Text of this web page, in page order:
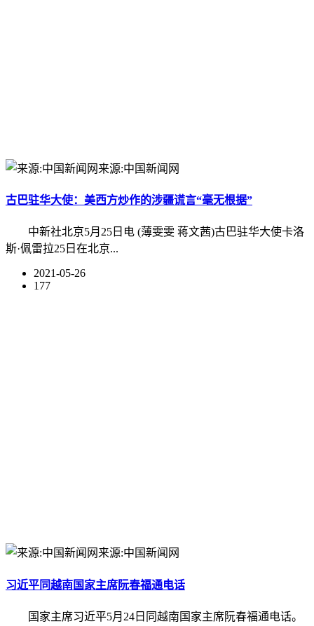
来源:中国新闻网
古巴驻华大使：美西方炒作的涉疆谎言“毫无根据”
中新社北京5月25日电 (薄雯雯 蒋文茜)古巴驻华大使卡洛
斯·佩雷拉25日在北京...
2021-05-26
177
来源:中国新闻网
习近平同越南国家主席阮春福通电话
国家主席习近平5月24日同越南国家主席阮春福通电话。